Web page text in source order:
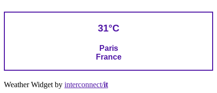
31°C
Paris
France
Weather Widget by interconnect/it